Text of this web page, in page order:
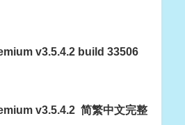
v3.5.4.2 build 33506
v3.5.4.2 简繁中文完整